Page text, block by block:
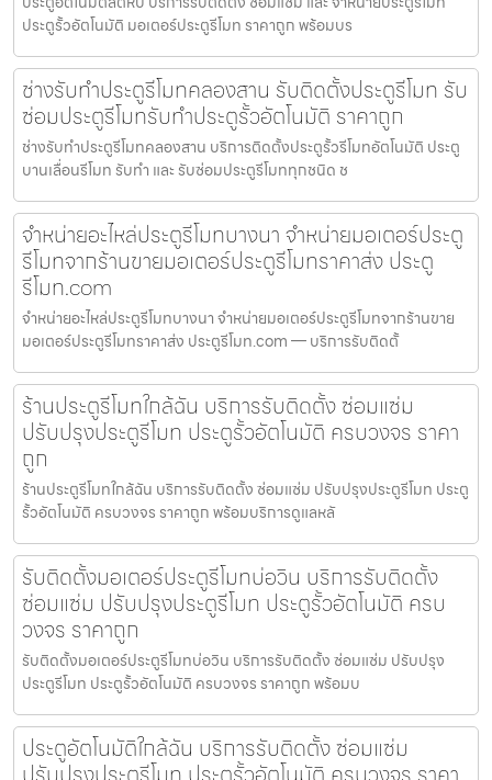
ประตูรั้วอัตโนมัติ มอเตอร์ประตูรีโมท ราคาถูก พร้อมบร
ช่างรับทำประตูรีโมทคลองสาน รับติดตั้งประตูรีโมท รับ
ซ่อมประตูรีโมทรับทำประตูรั้วอัตโนมัติ ราคาถูก
ช่างรับทำประตูรีโมทคลองสาน บริการติดตั้งประตูรั้วรีโมทอัตโนมัติ ประตู
บานเลื่อนรีโมท รับทำ และ รับซ่อมประตูรีโมททุกชนิด ช
จำหน่ายอะไหล่ประตูรีโมทบางนา จำหน่ายมอเตอร์ประตู
รีโมทจากร้านขายมอเตอร์ประตูรีโมทราคาส่ง ประตู
รีโมท.com
จำหน่ายอะไหล่ประตูรีโมทบางนา จำหน่ายมอเตอร์ประตูรีโมทจากร้านขาย
มอเตอร์ประตูรีโมทราคาส่ง ประตูรีโมท.com — บริการรับติดตั้
ร้านประตูรีโมทใกล้ฉัน บริการรับติดตั้ง ซ่อมแซ่ม
ปรับปรุงประตูรีโมท ประตูรั้วอัตโนมัติ ครบวงจร ราคา
ถูก
ร้านประตูรีโมทใกล้ฉัน บริการรับติดตั้ง ซ่อมแซ่ม ปรับปรุงประตูรีโมท ประตู
รั้วอัตโนมัติ ครบวงจร ราคาถูก พร้อมบริการดูแลหลั
รับติดตั้งมอเตอร์ประตูรีโมทบ่อวิน บริการรับติดตั้ง
ซ่อมแซ่ม ปรับปรุงประตูรีโมท ประตูรั้วอัตโนมัติ ครบ
วงจร ราคาถูก
รับติดตั้งมอเตอร์ประตูรีโมทบ่อวิน บริการรับติดตั้ง ซ่อมแซ่ม ปรับปรุง
ประตูรีโมท ประตูรั้วอัตโนมัติ ครบวงจร ราคาถูก พร้อมบ
ประตูอัตโนมัติใกล้ฉัน บริการรับติดตั้ง ซ่อมแซ่ม